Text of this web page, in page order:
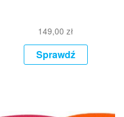
149,00zł
Sprawdź